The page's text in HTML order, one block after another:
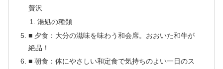
贅沢
湯処の種類
■ 夕食：大分の滋味を味わう和会席。おおいた和牛が
絶品！
■ 朝食：体にやさしい和定食で気持ちのよい一日のス